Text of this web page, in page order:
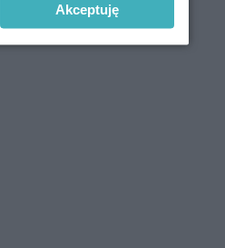
Akceptuję